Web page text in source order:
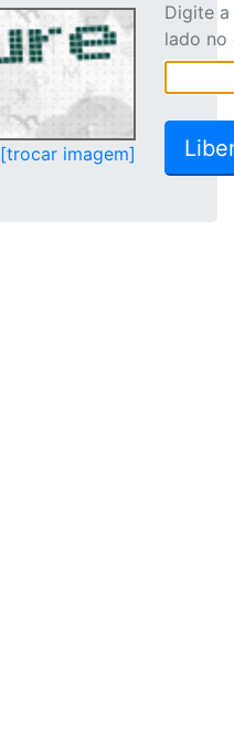
[trocar imagem]
Digite
lado no